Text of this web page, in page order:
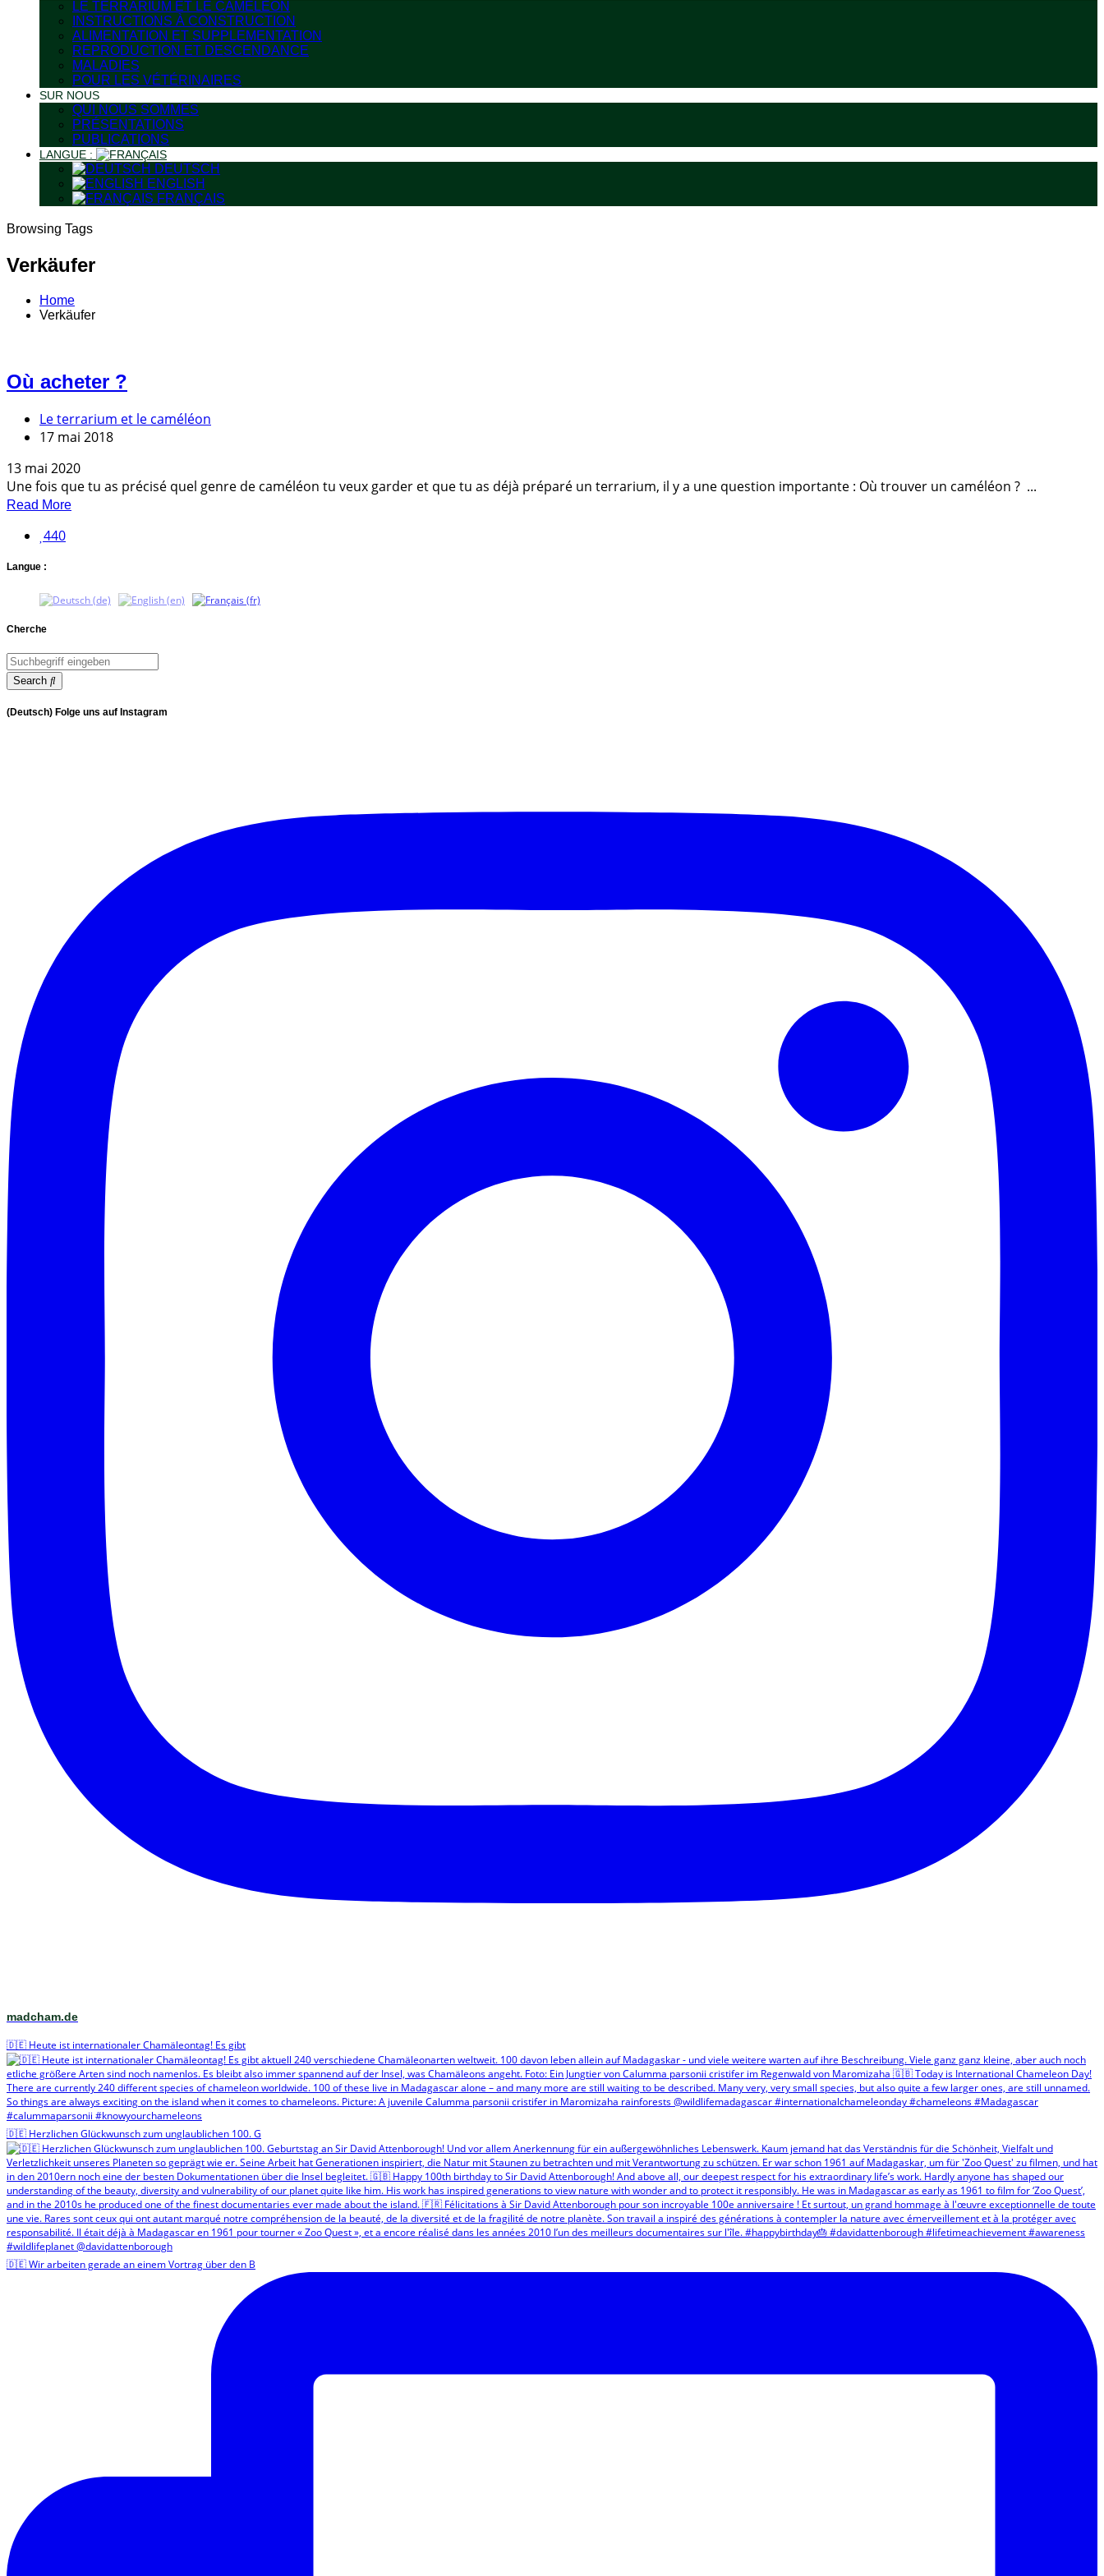
LE TERRARIUM ET LE CAMÉLÉON
INSTRUCTIONS À CONSTRUCTION
ALIMENTATION ET SUPPLEMENTATION
REPRODUCTION ET DESCENDANCE
MALADIES
POUR LES VÉTÉRINAIRES
SUR NOUS
QUI NOUS SOMMES
PRÉSENTATIONS
PUBLICATIONS
LANGUE :
DEUTSCH
ENGLISH
FRANÇAIS
Browsing Tags
Verkäufer
Home
Verkäufer
Où acheter ?
Le terrarium et le caméléon
17 mai 2018
13 mai 2020
Une fois que tu as précisé quel genre de caméléon tu veux garder et que tu as déjà préparé un terrarium, il y a une question importante : Où trouver un caméléon ? ...
Read More
440
Langue :
Cherche
Search
(Deutsch) Folge uns auf Instagram
madcham.de
🇩🇪 Heute ist internationaler Chamäleontag! Es gibt
🇩🇪 Herzlichen Glückwunsch zum unglaublichen 100. G
🇩🇪 Wir arbeiten gerade an einem Vortrag über den B